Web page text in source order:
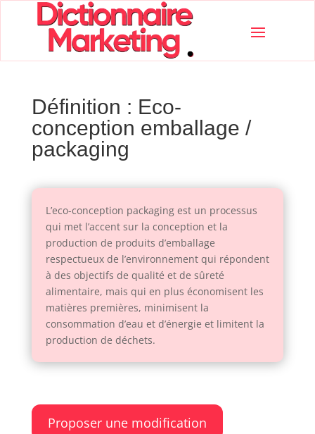
Définition : Eco-
conception emballage /
packaging
L’eco-conception packaging est un processus
qui met l’accent sur la conception et la
production de produits d’emballage
respectueux de l’environnement qui répondent
à des objectifs de qualité et de sûreté
alimentaire, mais qui en plus économisent les
matières premières, minimisent la
consommation d’eau et d’énergie et limitent la
production de déchets.
Proposer une modification